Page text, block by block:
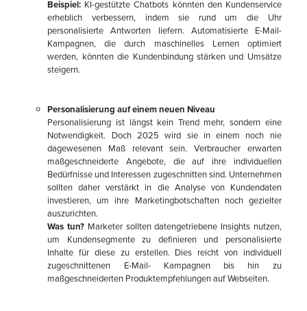
Beispiel: KI-gestützte Chatbots könnten den Kundenservice
erheblich verbessern, indem sie rund um die Uhr
personalisierte Antworten liefern. Automatisierte E-Mail-
Kampagnen, die durch maschinelles Lernen optimiert
werden, könnten die Kundenbindung stärken und Umsätze
steigern.
Personalisierung auf einem neuen Niveau
Personalisierung ist längst kein Trend mehr, sondern eine
Notwendigkeit. Doch 2025 wird sie in einem noch nie
dagewesenen Maß relevant sein. Verbraucher erwarten
maßgeschneiderte Angebote, die auf ihre individuellen
Bedürfnisse und Interessen zugeschnitten sind. Unternehmen
sollten daher verstärkt in die Analyse von Kundendaten
investieren, um ihre Marketingbotschaften noch gezielter
auszurichten.
Was tun? Marketer sollten datengetriebene Insights nutzen,
um Kundensegmente zu definieren und personalisierte
Inhalte für diese zu erstellen. Dies reicht von individuell
zugeschnittenen E-Mail- Kampagnen bis hin zu
maßgeschneiderten Produktempfehlungen auf Webseiten.